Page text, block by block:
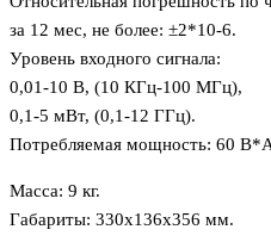
за 12 мес, не более: ±2*10-6.
Уровень входного сигнала:
0,01-10 В, (10 КГц-100 МГц),
0,1-5 мВт, (0,1-12 ГГц).
Потребляемая мощность: 60
Масса: 9 кг.
Габариты: 330х136х356 мм.